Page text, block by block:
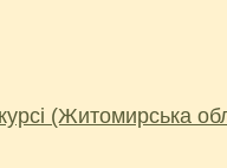
(Житомирська